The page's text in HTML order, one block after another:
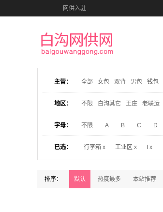
网供入驻
主营： 全部 女包 双背 男包 钱包
地区： 不限 白沟其它 王庄 老联运
字母： 不限 A B C D
已选： 行李箱 x 工业区 x I x
排序： 默认 热度最多 本站推荐